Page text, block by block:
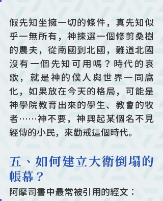
假先知坐擁一切的條件，真先知似
乎一無所有，神揀選一個修剪桑樹
的農夫，從南國到北國，難道北國
沒有一個先知可用嗎？時代的哀
歌，就是神的僕人與世界一同腐
化，如果放在今天的格局，可能是
神學院教育出來的學生、教會的牧
者……神不要，神興起某個名不見
經傳的小民，來勸戒這個時代。
五、如何建立大衛倒塌的
帳幕？
阿摩司書中最常被引用的經文：